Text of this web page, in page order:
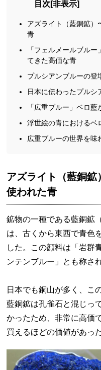
目次 [非表示]
アズライト（藍銅鉱）
青
「フェルメールブル
てきた高価な青
プルシアンブルーの登
日本に伝わったプルシ
「広重ブルー」ベロ
浮世絵の青におけるベ
広重ブルーの世界を味
アズライト（藍銅
使われた青
鉱物の一種である藍銅鉱
は、古くから東西で青色
した。この顔料は「岩群
ンテンブルー」とも称さ
日本でも銅山が多く、こ
藍銅鉱は孔雀石と混じっ
かったため、非常に高価
買えるほどの価値があっ